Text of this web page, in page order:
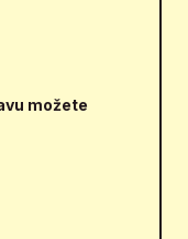
možete